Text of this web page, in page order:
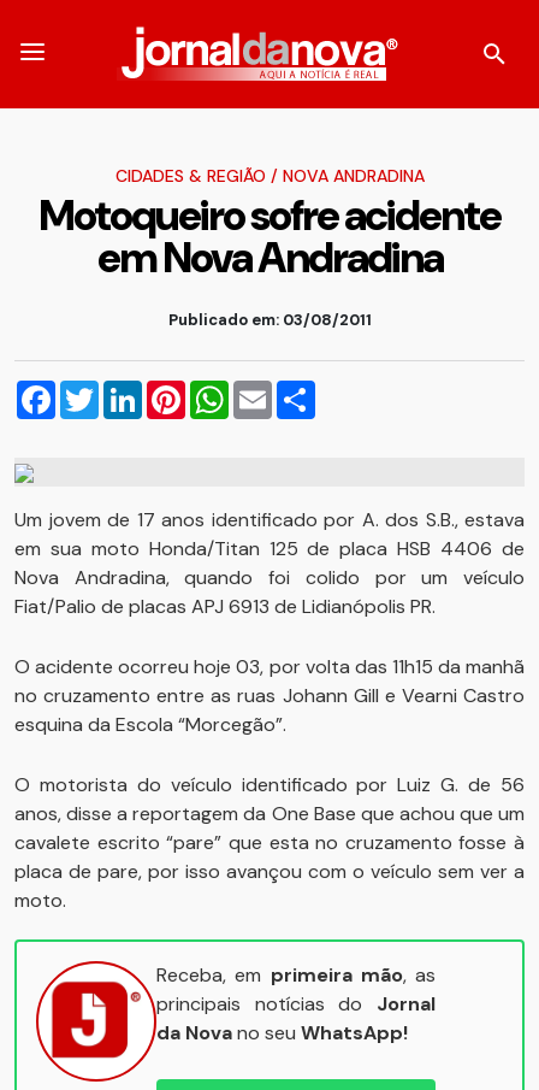
CIDADES & REGIÃO / NOVA ANDRADINA
Motoqueiro sofre acidente
em Nova Andradina
Publicado em: 03/08/2011
Facebook
TwitterLinkedInPinterestWhatsApp
Email
Um jovem de 17 anos identificado por A. dos S.B., estava
em sua moto Honda/Titan 125 de placa HSB 4406 de
Nova Andradina, quando foi colido por um veículo
Fiat/Palio de placas APJ 6913 de Lidianópolis PR.
O acidente ocorreu hoje 03, por volta das 11h15 da manhã
no cruzamento entre as ruas Johann Gill e Vearni Castro
esquina da Escola “Morcegão”.
O motorista do veículo identificado por Luiz G. de 56
anos, disse a reportagem da One Base que achou que um
cavalete escrito “pare” que esta no cruzamento fosse à
placa de pare, por isso avançou com o veículo sem ver a
moto.
Receba, em primeira mão, as
principais notícias do Jornal
da Novano seu WhatsApp!